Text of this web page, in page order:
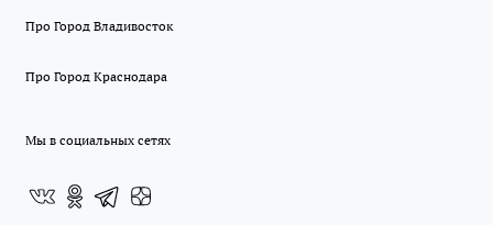
Про Город Владивосток
Про Город Краснодара
Мы в социальных сетях